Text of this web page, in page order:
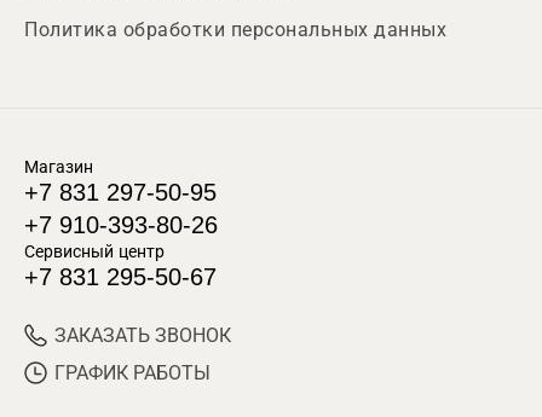
Политика обработки персональных данных
Магазин
+7 831 297-50-95
+7 910-393-80-26
Сервисный центр
+7 831 295-50-67
ЗАКАЗАТЬ ЗВОНОК
ГРАФИК РАБОТЫ